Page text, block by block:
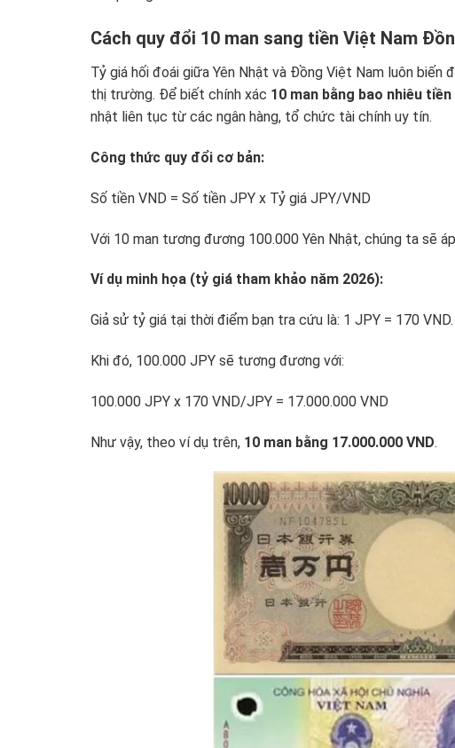
Cách quy đổi 10 man sang tiền Việt Nam
Tỷ giá hối đoái giữa Yên Nhật và Đồng Việt Nam luôn
thị trường. Để biết chính xác 10 man bằng bao nhiêu tiền
nhật liên tục từ các ngân hàng, tổ chức tài chính uy tín.
Công thức quy đổi cơ bản:
Số tiền VND = Số tiền JPY x Tỷ giá JPY/VND
Với 10 man tương đương 100.000 Yên Nhật, chúng ta sẽ
Ví dụ minh họa (tỷ giá tham khảo năm 2026):
Giả sử tỷ giá tại thời điểm bạn tra cứu là: 1 JPY = 170 VND.
Khi đó, 100.000 JPY sẽ tương đương với:
100.000 JPY x 170 VND/JPY = 17.000.000 VND
Như vậy, theo ví dụ trên, 10 man bằng 17.000.000 VND.